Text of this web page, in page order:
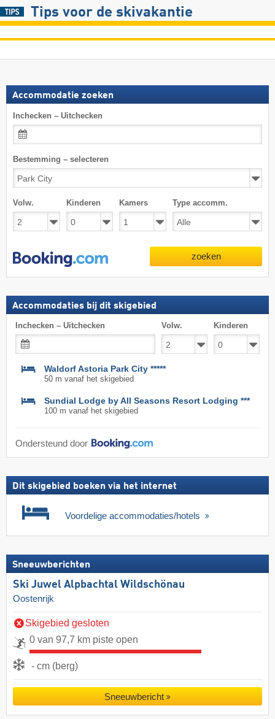
Tips voor de skivakantie
Accommodatie zoeken
Inchecken – Uitchecken
Bestemming – selecteren
Volw. Kinderen Kamers Type accomm.
zoeken
Accommodaties bij dit skigebied
Inchecken – Uitchecken Volw. Kinderen
Waldorf Astoria Park City *****
50 m vanaf het skigebied
Sundial Lodge by All Seasons Resort Lodging ***
100 m vanaf het skigebied
Ondersteund door
Dit skigebied boeken via het internet
Voordelige accommodaties/hotels
Sneeuwberichten
Ski Juwel Alpbachtal Wildschönau
Oostenrijk
Skigebied gesloten
0 van 97,7 km piste open
- cm (berg)
Sneeuwbericht